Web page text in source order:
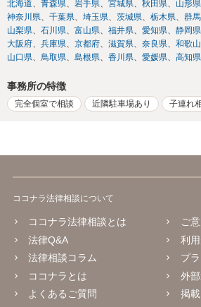
北海道
青森県 岩手県 宮城県 秋田県 山形県
神奈川県
千葉県 埼玉県 茨城県 栃木県 群
山梨県
石川県 富山県 福井県 愛知県 静岡県
大阪府
兵庫県 京都府 滋賀県 奈良県 和歌
山口県
鳥取県 島根県 香川県 愛媛県 高知県
事務所の特徴
完全個室で相談 近隣駐車場あり 子連れ
ココナラ法律相談について
ココナラ法律相談とは
法律Q&A
法律相談コラム
ココナラとは
よくあるご質問
ご
利
プ
外
掲